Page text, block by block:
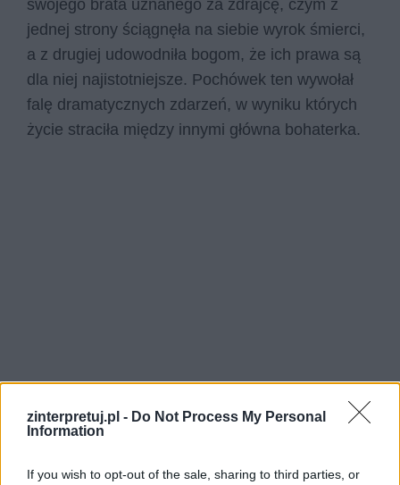
zinterpretuj.pl - Do Not Process My Personal
Information
If you wish to opt-out of the sale, sharing to third parties, or
swojego brata uznanego za zdrajcę, czym z
jednej strony ściągnęła na siebie wyrok śmierci,
a z drugiej udowodniła bogom, że ich prawa są
dla niej najistotniejsze. Pochówek ten wywołał
falę dramatycznych zdarzeń, w wyniku których
życie straciła między innymi główna bohaterka.